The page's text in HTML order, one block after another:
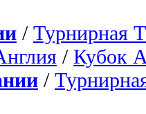
/ Турнирная
/ Кубок
/